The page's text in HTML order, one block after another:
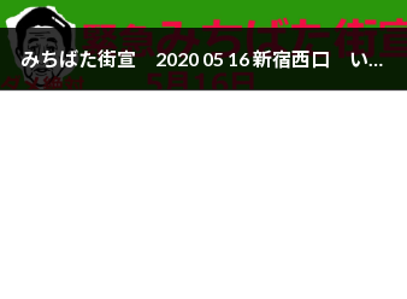
みちばた街宣 2020 05 16 新宿西口 いま一度、巨大なツイッターデモがあれば、黒川法案を廃案に追い込むことも可能だ。